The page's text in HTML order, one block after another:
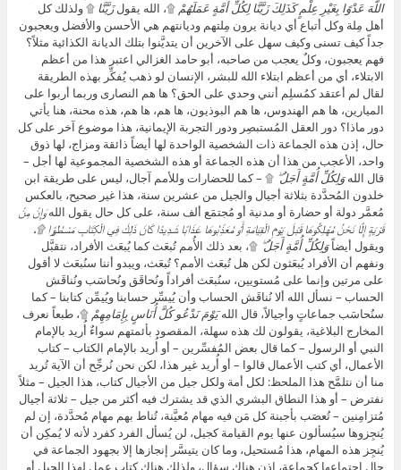
اللَّهَ عَدْوًا بِغَيْرِ عِلْمٍ كَذَلِكَ زَيَّنَّا لِكُلِّ أُمَّةٍ عَمَلَهُمْ ۩، الله يقولزَيَّنَّا ۩ ولذلك كل
أهل مِلة وكل أتباع أي ديانة يرون مِلتهم وديانتهم هي الأحسن والأفضل ويعجبون
جداً كيف تسنى وكيف سهل على الآخرين أن يتديَّنوا بتلك الديانة الكذائية مثلاً؟
فهم يعجبون، وكلٌ يعجب من صاحبه، أبو حامد الغزالي اعتبر هذا من أعظم
الابتلاء، أي من أعظم ابتلاء الله للبشر، الإنسان لو ذهب يُفكِّر بهذه الطريقة
لقال لم أعتقد كمُسلِم أنني وحدي على الحق؟ ها هم النصارى وربما أربوا على
الميارين، ها هم الهندوس، ها هم البوذيون، ها هم، ها هم، هذه محنة، هنا يأتي
دور ماذا؟ دور العقل المُستبصِر ودور التجربة الإيمانية، هذا موضوع آخر على كل
حال، إذن هذه الجماعة ذات الشخصية الواحدة لها أيضاً ذائقة ومزاج، لها ذوق
واحد، الأعجب من هذا أن هذه الجماعة أو هذه الشخصية المجموعية لها أجل –
قال اللهوَلِكُلِّ أُمَّةٍ أَجَلٌ ۖ ۩ – كما للحضارات وللأمم آجال، ليس على طريقة ابن
خلدون المُحدَّدة بثلاثة أجيال والجيل من عشرين سنة، هذا غير صحيح، بالعكس
مُعمَّر دولة أو حضارة أو مدنية أو مُجتمَع ألف سنة، على كل حال يقول اللهوَإِنْ مِنْ
قَرْيَةٍ إِلَّا نَحْنُ مُهْلِكُوهَا قَبْلَ يَوْمِ الْقِيَامَةِ أَوْ مُعَذِّبُوهَا عَذَابًا شَدِيدًا كَانَ ذَلِكَ فِي الْكِتَابِ مَسْطُورًا ۩،
ويقول أيضاًوَلِكُلِّ أُمَّةٍ أَجَلٌ ۖ ۩، بعد ذلك الأُمم تُبعَث كما يُبعَث الأفراد، نتقبَّل
ونفهم أن الأفراد يُبعَثون لكن هل تُبعَث الأمم؟ تُبعَث، ويبدو أننا سنُبعَث لا أقول
على مرتين وإنما على مُستويين، سنُبعَث أفراداً ونُحاقَق ونُحاسَب ونُناقَش
الحساب – نسأل الله ألا نُناقَش الحساب وأن يُيسِّر حسابنا ويُيمِّن كتابنا – كما
سنُحاسَب جماعاتٍ وأجيالاً، قال اللهيَوْمَ نَدْعُو كُلَّ أُنَاسٍ بِإِمَامِهِمْ ۩، طبعاً نعرف
المخارج البلاغية، يقولون لك هذه سهلة، المقصود بأئمتهم سواءٌ أُريد بالإمام
النبي أو الرسول – كما قال بعض المُفسِّرين – أو أُريد بالإمام الكتاب – كتاب
الأعمال، أي كتب الأعمال قالوا – أو أُريد غير هذا، لكن نحن نُرجِّح أن الآية تُريد
منا أن نتلمَّح هذا الملحظ: لكل أمة ولكل جيل من الأجيال كتاب، هذا الجيل – مثلاً
نفترض – أو هذا النطاق البشري الذي قد يشترك فيه أكثر من جيل – ثلاثة أجيال
مُتزامِنين – تُعصَب بأجبنة كل مَن فيه مهام مُعيَّنة، تُناط بهم مهام مُحدَّدة، إن لم
يُنجِزوها سيُسألون عنها يوم القيامة كجيل، لن يُسأل الفرد كفرد لأنه لا يُمكِن أن
يُنجِز هذه المهام، هذا مُستحيل، وما كان يتيسَّر إنجازها إلا بجهود الجماعة في
حال اجتماعها كجماعة، إذن هناك سؤال، ولذلك هناك كتاب عمل لهذا الجيل أو